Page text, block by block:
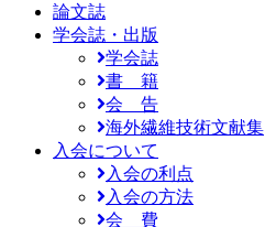
論文誌
学会誌・出版
学会誌
書 籍
会 告
海外繊維技術文献集
入会について
入会の利点
入会の方法
会 費